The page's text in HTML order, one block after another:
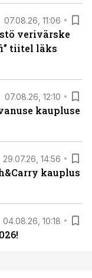
07.08.26, 11:06
verivärske
tiitel läks
07.08.26, 12:10
kaupluse
29.07.26, 14:56
kauplus
04.08.26, 10:18